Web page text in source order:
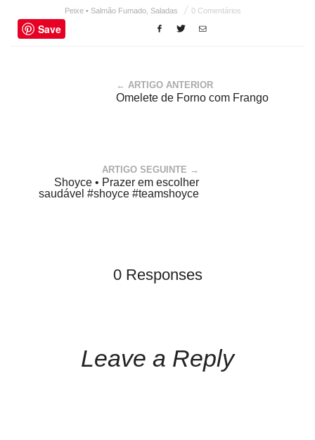
Peixe • Salmão Fumado, Saladas 0 Comentários
Save
← ARTIGO ANTERIOR
Omelete de Forno com Frango
ARTIGO SEGUINTE →
Shoyce • Prazer em escolher
saudável #shoyce #teamshoyce
0 Responses
Leave a Reply